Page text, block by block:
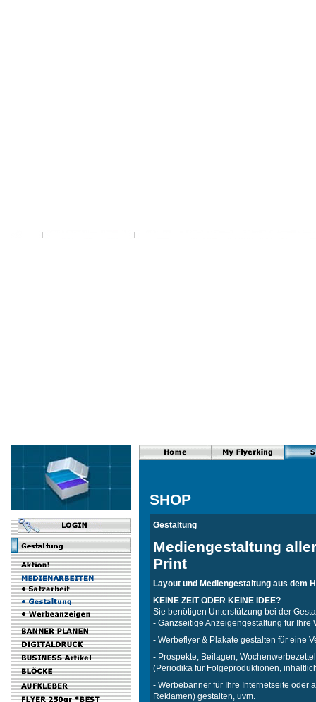
SHOP
Gestaltung
Mediengestaltung
Print
Layout und Mediengestaltung aus dem
KEINE ZEIT ODER KEINE IDEE?
Sie benötigen Unterstützung bei der
- Ganzseitige Anzeigengestaltung für Ihre
- Werbeflyer & Plakate gestalten für eine
- Prospekte, Beilagen,
(Periodika für Folgeproduktionen,
- Werbebanner für Ihre Internetseite oder
Reklamen) gestalten, uvm.